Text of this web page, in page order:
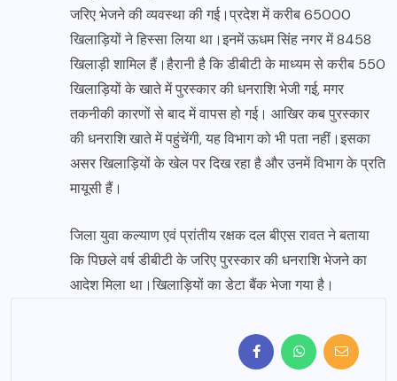
जरिए भेजने की व्यवस्था की गई।प्रदेश में करीब 65000
खिलाड़ियों ने हिस्सा लिया था।इनमें ऊधम सिंह नगर में 8458
खिलाड़ी शामिल हैं।हैरानी है कि डीबीटी के माध्यम से करीब 550
खिलाड़ियों के खाते में पुरस्कार की धनराशि भेजी गई, मगर
तकनीकी कारणों से बाद में वापस हो गई। आखिर कब पुरस्कार
की धनराशि खाते में पहुंचेंगी, यह विभाग को भी पता नहीं।इसका
असर खिलाड़ियों के खेल पर दिख रहा है और उनमें विभाग के प्रति
मायूसी हैं।
जिला युवा कल्याण एवं प्रांतीय रक्षक दल बीएस रावत ने बताया
कि पिछले वर्ष डीबीटी के जरिए पुरस्कार की धनराशि भेजने का
आदेश मिला था।खिलाड़ियों का डेटा बैंक भेजा गया है।